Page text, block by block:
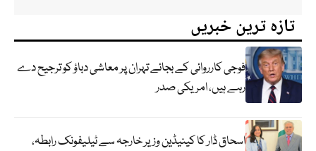
تازہ ترین خبریں
فوجی کارروائی کے بجائے تہران پر معاشی دباؤ کو ترجیح دے
رہے ہیں، امریکی صدر
اسحاق ڈار کا کینیڈین وزیر خارجہ سے ٹیلیفونک رابطہ،